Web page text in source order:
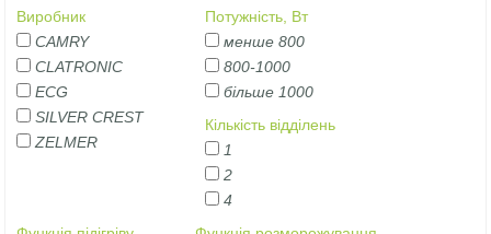
Виробник
CAMRY
CLATRONIC
ECG
SILVER CREST
ZELMER
Потужність, Вт
менше 800
800-1000
більше 1000
Кількість відділень
1
2
4